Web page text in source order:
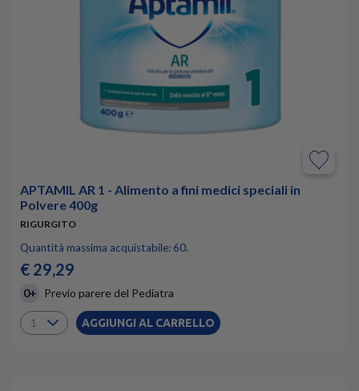
APTAMIL AR 1 - Alimento a fini medici speciali in
Polvere 400g
RIGURGITO
Quantità massima acquistabile: 60.
€ 29,29
0+ Previo parere del Pediatra
AGGIUNGI AL CARRELLO